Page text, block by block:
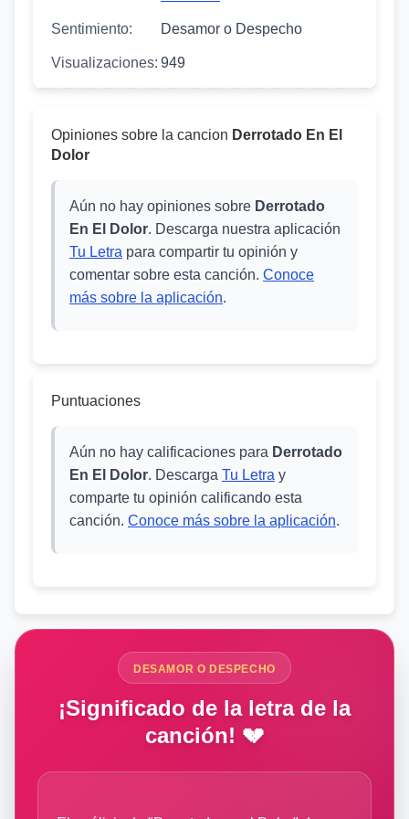
Sentimiento: Desamor o Despecho
Visualizaciones: 949
Opiniones sobre la cancion Derrotado En El
Dolor
Aún no hay opiniones sobre Derrotado
En El Dolor. Descarga nuestra aplicación
Tu Letra para compartir tu opinión y
comentar sobre esta canción. Conoce
más sobre la aplicación.
Puntuaciones
Aún no hay calificaciones para Derrotado
En El Dolor. Descarga Tu Letra y
comparte tu opinión calificando esta
canción. Conoce más sobre la aplicación.
DESAMOR O DESPECHO
¡Significado de la letra de la
canción! 💔